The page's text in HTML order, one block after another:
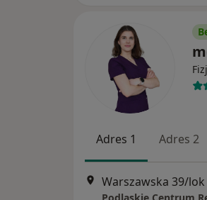
Adres 1 Adres 2
Warszawska 39/lok